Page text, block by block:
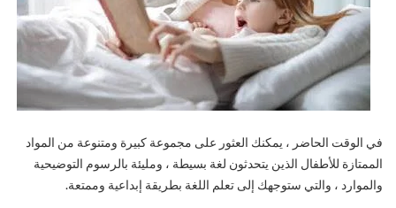
في الوقت الحاضر ، يمكنك العثور على مجموعة كبيرة ومتنوعة من المواد
الممتازة للأطفال الذين يتحدثون لغة بسيطة ، ومليئة بالرسوم التوضيحية
والموارد ، والتي ستوجهك إلى تعلم اللغة بطريقة إبداعية وممتعة.